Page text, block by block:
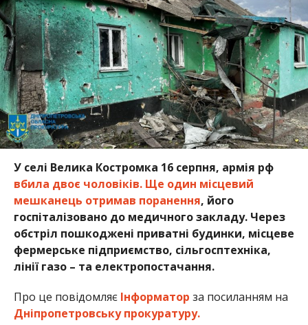
У селі Велика Костромка 16 серпня, армія рф
вбила двоє чоловіків. Ще один місцевий
мешканець отримав поранення, його
госпіталізовано до медичного закладу. Через
обстріл пошкоджені приватні будинки, місцеве
фермерське підприємство, сільгосптехніка,
лінії газо – та електропостачання.
Про це повідомляє Інформатор за посиланням на
Дніпропетровську прокуратуру.